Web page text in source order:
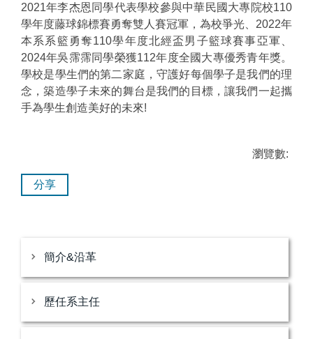
2021年李杰恩同學代表學校參與中華民國大專院校110
學年度藤球錦標賽勇奪雙人賽冠軍，為校爭光、2022年
本系系籃勇奪110學年度北經盃男子籃球賽事亞軍、
2024年吳霈霈同學榮獲112年度全國大專優秀青年獎。
學校是學生們的第二家庭，守護好每個學子是我們的理
念，築造學子未來的舞台是我們的目標，讓我們一起攜
手為學生創造美好的未來!
瀏覽數:
分享
簡介&沿革
歷任系主任